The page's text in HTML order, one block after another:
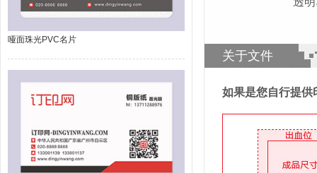
哑面珠光PVC名片
关于文件
如果是您自行提供